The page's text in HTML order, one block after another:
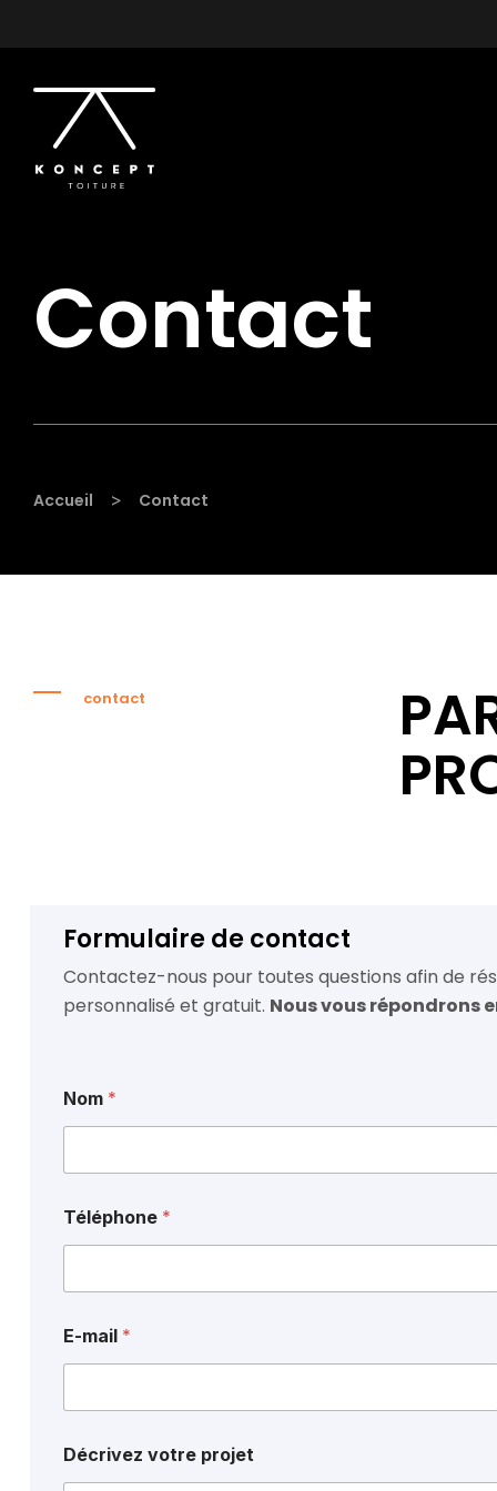
Contact
Accueil > Contact
contact
Formulaire de contact
Contactez-nous pour toutes questions afin de
personnalisé et gratuit. Nous vous répondrons
Nom *
*
v
t
e
Téléphone *
E-mail *
Décrivez votre projet